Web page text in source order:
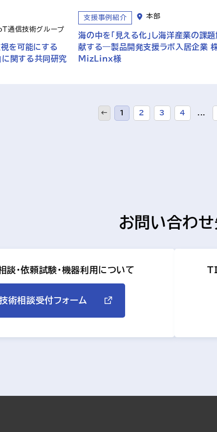
通信技術グループ
を可能にする
に関する共同研究
支援事例紹介 本部
海の中を「見える化」し海洋産業の課
献する―製品開発支援ラボ入居企業
MizLinx様
← 1 2 3 4 ...
お問い合わ
談・依頼試験・機器利用について
術相談受付フォーム